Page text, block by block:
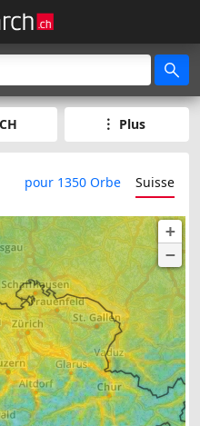
CH Plus
pour 1350 Orbe Suisse
+
−